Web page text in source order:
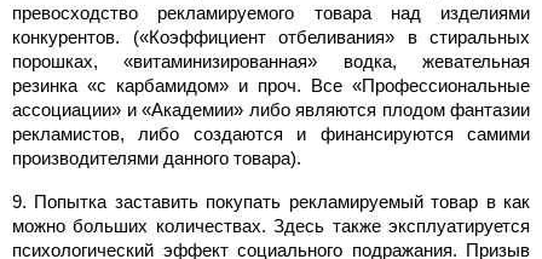
превосходство рекламируемого товара над изделиями
конкурентов. («Коэффициент отбеливания» в стиральных
порошках, «витаминизированная» водка, жевательная
резинка «с карбамидом» и проч. Все «Профессиональные
ассоциации» и «Академии» либо являются плодом фантазии
рекламистов, либо создаются и финансируются самими
производителями данного товара).
9. Попытка заставить покупать рекламируемый товар в как
можно больших количествах. Здесь также эксплуатируется
психологический эффект социального подражания. Призыв